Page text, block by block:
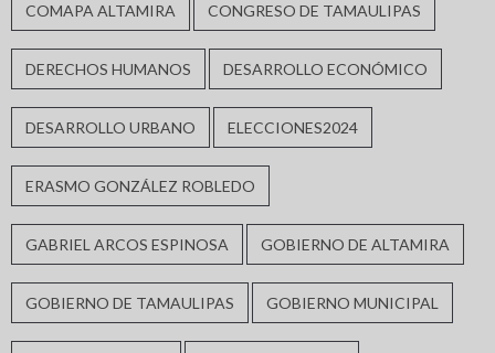
COMAPA ALTAMIRA CONGRESO DE TAMAULIPAS
DERECHOS HUMANOS DESARROLLO ECONÓMICO
DESARROLLO URBANO ELECCIONES2024
ERASMO GONZÁLEZ ROBLEDO
GABRIEL ARCOS ESPINOSA GOBIERNO DE ALTAMIRA
GOBIERNO DE TAMAULIPAS GOBIERNO MUNICIPAL